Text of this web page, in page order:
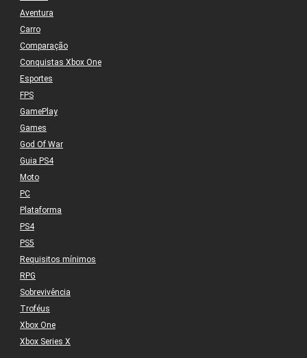
Aventura
Carro
Comparação
Conquistas Xbox One
Esportes
FPS
GamePlay
Games
God Of War
Guia PS4
Moto
PC
Plataforma
PS4
PS5
Requisitos mínimos
RPG
Sobrevivência
Troféus
Xbox One
Xbox Series X